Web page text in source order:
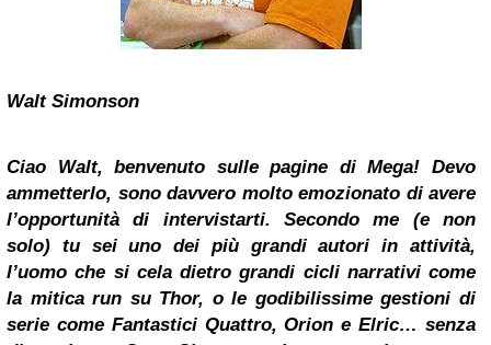
Walt Simonson
Ciao Walt, benvenuto sulle pagine di Mega! Devo
ammetterlo, sono davvero molto emozionato di avere
l’opportunità di intervistarti. Secondo me (e non
solo) tu sei uno dei più grandi autori in attività,
l’uomo che si cela dietro grandi cicli narrativi come
la mitica run su Thor, o le godibilissime gestioni di
serie come Fantastici Quattro, Orion e Elric… senza